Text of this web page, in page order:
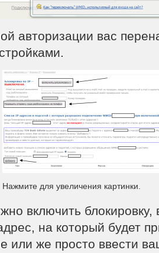
авторизации вас
Нажмите для увеличения картинки.
включить блокировку,
на который будет
или же просто ввести